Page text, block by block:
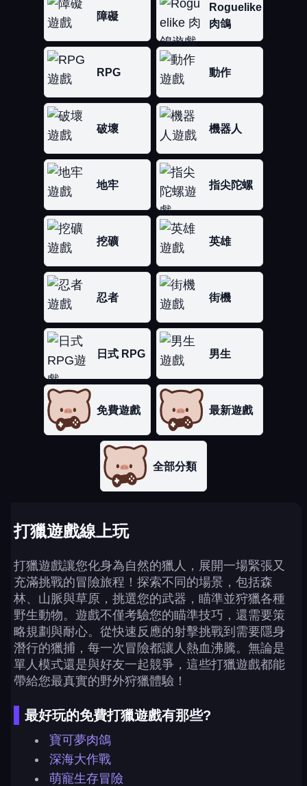
障礙
Roguelike
肉鴿
RPG 動作
破壞 機器人
地牢 指尖陀螺
挖礦 英雄
忍者 街機
日式 RPG 男生
免費遊戲 最新遊戲
全部分類
打獵遊戲線上玩
打獵遊戲讓您化身為自然的獵人，展開一場緊張又
充滿挑戰的冒險旅程！探索不同的場景，包括森
林、山脈與草原，挑選您的武器，瞄準並狩獵各種
野生動物。遊戲不僅考驗您的瞄準技巧，還需要策
略規劃與耐心。從快速反應的射擊挑戰到需要隱身
潛行的獵捕，每一次冒險都讓人熱血沸騰。無論是
單人模式還是與好友一起競爭，這些打獵遊戲都能
帶給您最真實的野外狩獵體驗！
最好玩的免費打獵遊戲有那些?
寶可夢肉鴿
深海大作戰
萌寵生存冒險